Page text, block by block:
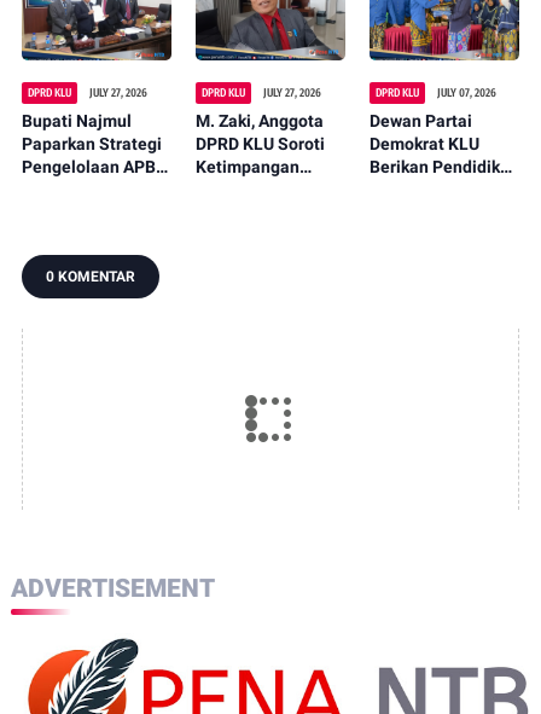
Dusun
Peningkatan
Produktivitas
Warga
DPRD KLU JULY 27, 2026
Bupati Najmul
Paparkan Strategi
Pengelolaan APBD
an
DPRD KLU JULY 27, 2026
M. Zaki, Anggota
DPRD KLU Soroti
Ketimpangan
DPRD KLU JULY 07, 2026
Dewan Partai
Demokrat KLU
Berikan Pendidikan
0 KOMENTAR
ADVERTISEMENT